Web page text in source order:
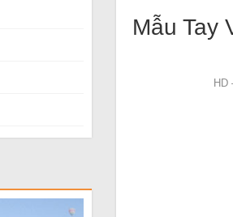
Mẫu Tay
HD